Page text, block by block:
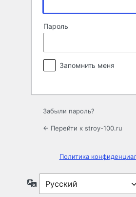
Пароль
Запомнить меня
Забыли пароль?
← Перейти к stroy-100.ru
Политика
Язык